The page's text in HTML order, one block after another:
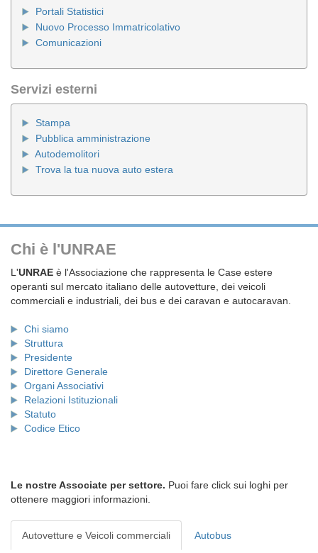
Portali Statistici
Nuovo Processo Immatricolativo
Comunicazioni
Servizi esterni
Stampa
Pubblica amministrazione
Autodemolitori
Trova la tua nuova auto estera
Chi è l'UNRAE
L'UNRAE è l'Associazione che rappresenta le Case estere
operanti sul mercato italiano delle autovetture, dei veicoli
commerciali e industriali, dei bus e dei caravan e autocaravan.
Chi siamo
Struttura
Presidente
Direttore Generale
Organi Associativi
Relazioni Istituzionali
Statuto
Codice Etico
Le nostre Associate per settore. Puoi fare click sui loghi per
ottenere maggiori informazioni.
Autovetture e Veicoli commerciali Autobus